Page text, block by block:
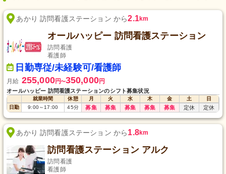
あかり 訪問看護ステーション から2.1km
オールハッピー 訪問看護ステーション
訪問看護
看護師
日勤専従/未経験可/看護師
月給 255,000円〜350,000円
オールハッピー 訪問看護ステーションのシフト募集状況
就業時間 休憩 月 火 水 木 金 土
日
日勤
9:00～17:00 45分 募集 募集 募集 募集 募集 定休 定休
あかり 訪問看護ステーション から1.8km
訪問看護ステーション アルク
訪問看護
看護師